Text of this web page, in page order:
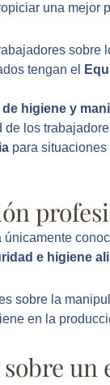
una
sobre
tengan el
higiene y
de los
para situaciones
e higiene
sobre la
en la